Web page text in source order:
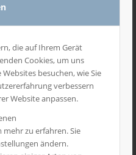
die auf Ihrem Gerät
Cookies, um uns
besuchen, wie Sie
verbessern
Website anpassen.
zu erfahren. Sie
ändern.